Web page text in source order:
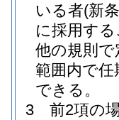
いる者(新
に採用す
他の規則
範囲内で
できる。
3
前2項の